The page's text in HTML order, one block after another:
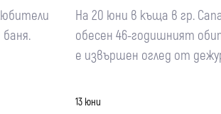
На 20 юни в къща в гр.
обесен 46-годишният
е извършен оглед от
13 юни